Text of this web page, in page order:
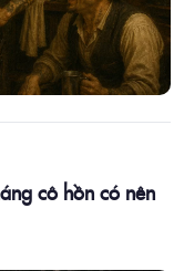
cô hồn có nên